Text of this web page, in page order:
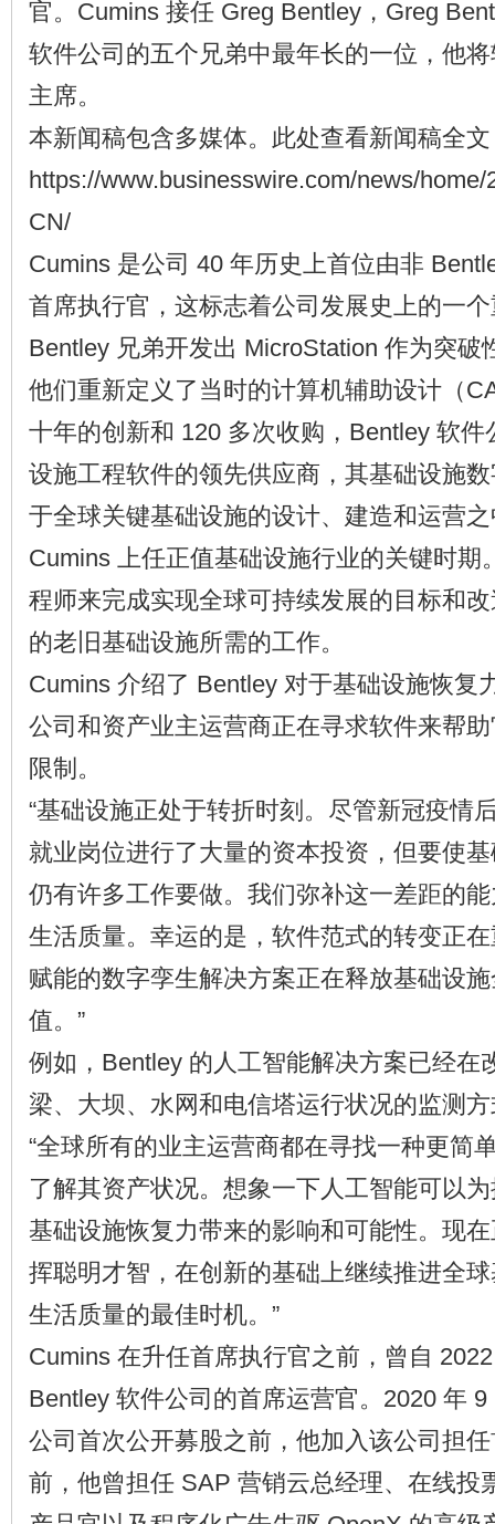
官。Cumins 接任 Greg Bentley，Greg
软件公司的五个兄弟中最年长的一位，他
主席。
本新闻稿包含多媒体。此处查看新闻稿全
https://www.businesswire.com/news/home/
CN/
Cumins 是公司 40 年历史上首位由非
首席执行官，这标志着公司发展史上的一
Bentley 兄弟开发出 MicroStation 作为突破
他们重新定义了当时的计算机辅助设计（
十年的创新和 120 多次收购，Bentley 软
设施工程软件的领先供应商，其基础设施
于全球关键基础设施的设计、建造和运营
Cumins 上任正值基础设施行业的关键时期
程师来完成实现全球可持续发展的目标和
的老旧基础设施所需的工作。
Cumins 介绍了 Bentley 对于基础设施恢复
公司和资产业主运营商正在寻求软件来帮
限制。
“基础设施正处于转折时刻。尽管新冠疫情
就业岗位进行了大量的资本投资，但要使
仍有许多工作要做。我们弥补这一差距的
生活质量。幸运的是，软件范式的转变正
赋能的数字孪生解决方案正在释放基础设
值。”
例如，Bentley 的人工智能解决方案已经在
梁、大坝、水网和电信塔运行状况的监测
“全球所有的业主运营商都在寻找一种更简
了解其资产状况。想象一下人工智能可以
基础设施恢复力带来的影响和可能性。现
挥聪明才智，在创新的基础上继续推进全
生活质量的最佳时机。”
Cumins 在升任首席执行官之前，曾自
Bentley 软件公司的首席运营官。2020 年
公司首次公开募股之前，他加入该公司担
前，他曾担任 SAP 营销云总经理、在线投